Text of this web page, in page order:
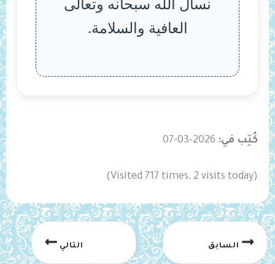
نسأل الله سبحانه وتعالى
العافية والسلامة.
كُتِب في: 2026-03-07
(Visited 717 times, 2 visits today)
السابق التالي